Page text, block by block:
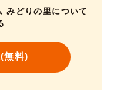
みどりの里について
無料)